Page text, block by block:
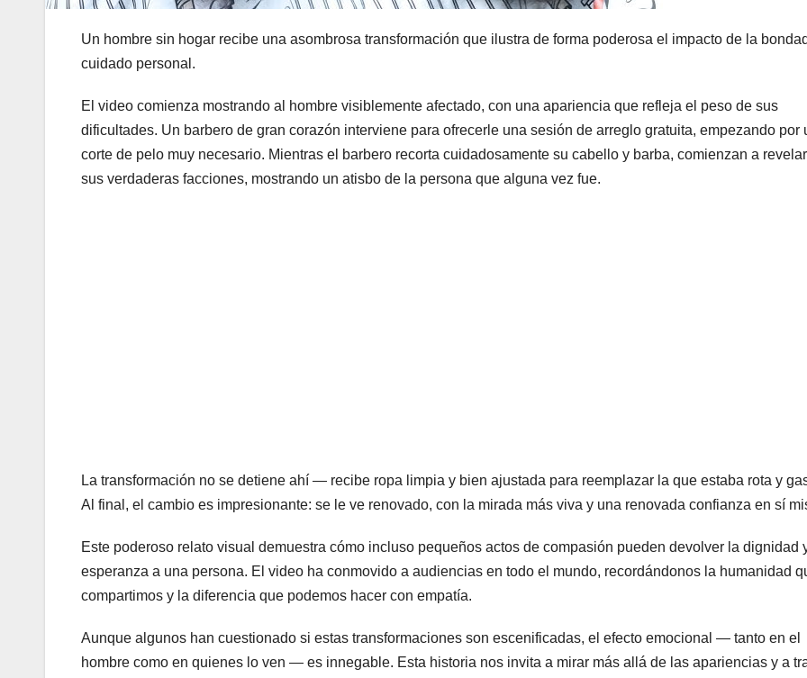
Un hombre sin hogar recibe una asombrosa transformación que ilustra de forma poderosa el impacto de la
cuidado personal.
El video comienza mostrando al hombre visiblemente afectado, con una apariencia que refleja el peso de sus
dificultades. Un barbero de gran corazón interviene para ofrecerle una sesión de arreglo gratuita, empezando por
corte de pelo muy necesario. Mientras el barbero recorta cuidadosamente su cabello y barba, comienzan a
sus verdaderas facciones, mostrando un atisbo de la persona que alguna vez fue.
La transformación no se detiene ahí — recibe ropa limpia y bien ajustada para reemplazar la que estaba rota y
Al final, el cambio es impresionante: se le ve renovado, con la mirada más viva y una renovada confianza en sí
Este poderoso relato visual demuestra cómo incluso pequeños actos de compasión pueden devolver la dignidad
esperanza a una persona. El video ha conmovido a audiencias en todo el mundo, recordándonos la humanidad
compartimos y la diferencia que podemos hacer con empatía.
Aunque algunos han cuestionado si estas transformaciones son escenificadas, el efecto emocional — tanto en el
hombre como en quienes lo ven — es innegable. Esta historia nos invita a mirar más allá de las apariencias y a